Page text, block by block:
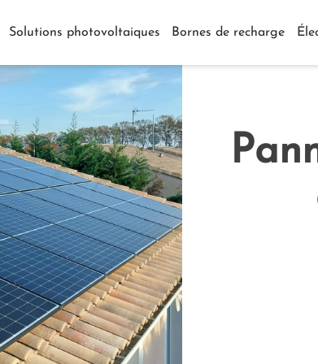
Solutions photovoltaiques Bornes de recharge